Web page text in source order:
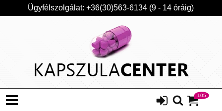
Ügyfélszolgálat: +36(30)563-6134 (9 - 14 óráig)
105